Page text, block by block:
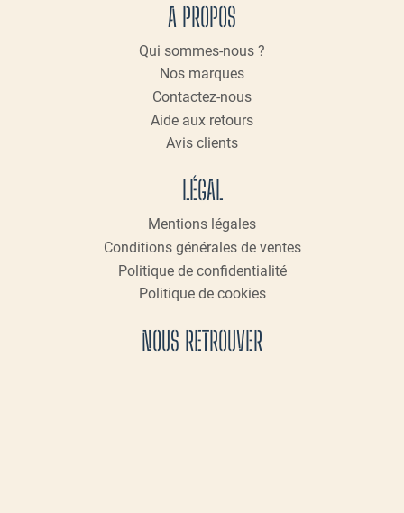
A PROPOS
Qui sommes-nous ?
Nos marques
Contactez-nous
Aide aux retours
Avis clients
LÉGAL
Mentions légales
Conditions générales de ventes
Politique de confidentialité
Politique de cookies
NOUS RETROUVER